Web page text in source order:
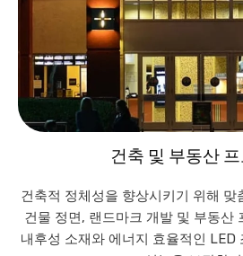
건축 및 부동산
건축적 정체성을 향상시키기 위해 맞
건물 정면, 랜드마크 개발 및 부동산
내후성 소재와 에너지 효율적인 LED